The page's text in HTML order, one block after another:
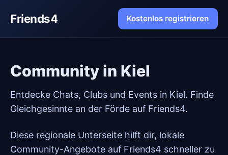
Friends4 Kostenlos registrieren
Community in Kiel
Entdecke Chats, Clubs und Events in Kiel. Finde
Gleichgesinnte an der Förde auf Friends4.
Diese regionale Unterseite hilft dir, lokale
Community-Angebote auf Friends4 schneller zu